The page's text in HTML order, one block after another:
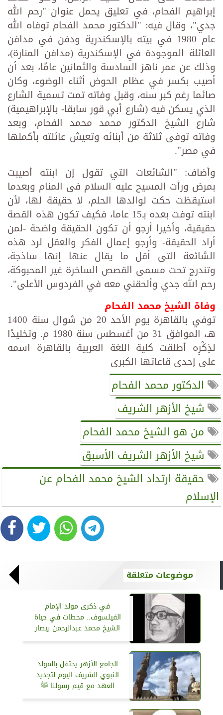
إبراهيم الفحام، في تعليق يحمل عنوان "رحم الله
جدي"، وقال فيه: "الدكتور محمد الفحام توفاه الله
عام 1980 في بيته بالإسكندرية ودفن في مدافن
العائلة الموجودة في الإسكندرية (مدافن المنارة)،
وذلك عن عمر ناهز السادسة والثمانين عامًا، بعد أن
أصيب بكسر في عظام الحوض أثناء الوضوء، وكان
صائما رغم كبر سنه، وقبل وفاته تمت تسمية الشارع
الذي يسكن فيه (شارع أبي قور سابقا- بالإبراهيمية)
شارع الشيخ الدكتور محمد محمد الفحام، وبعد
وفاته توفى ثلاثة من أبنائه وتعيش عائلته بأكملها
في مصر".
وأضاف: "الشائعات التي تقول إن ابنته أصيبت
بمرض ورأت المسيح عليه السلام فى المنام وبعدما
استيقظت حكت لوالدها الحلم، لا حقيقة لها، لأن
ابنته توفت بعده بـ15 عاما، فكيف تكون هذه القصة
حقيقية، وأخيرا أرجو أن تكون الحقيقة واضحة -لمن
أراد الحقيقة- وأرجو إعمال الفكر والعقل لرد هذه
الشائعة التى أقل ما يقال عنها إنها ساذجة،
وتندرج تحت مسمى القصص الساخرة غير المحبوكة،
رحم الله جدي وألحقني معه في الفردوس الأعلى".
وفاة الشيخ محمد الفحام
توفي بالقاهرة يوم الأحد 20 من شوال سنة 1400
هـ، الموافق 31 من أغسطس سنة 1980 م. وتخليدًا
لذِكْرِه أطلقت كلية اللغة العربية بالقاهرة اسمه
على إحدى قاعاتها الكبرى
الدكتور محمد الفحام
شيخ الأزهر الشريف
من هو الشيخ محمد الفحام
شيخ الأزهر الشريف الأسبق
حقيقة ارتداد الشيخ محمد الفحام عن
الإسلام
موضوعات متعلقة
في ذكرى مولد الإمام
الفيلسوف.. محطات في حياة
الشيخ محمد عبدالرحمن بيصار
الجامع الأزهر يحتفل بالمولد
النبوي الشريف اليوم لتجديد
العهد مع قيم رسولنا ﷺ